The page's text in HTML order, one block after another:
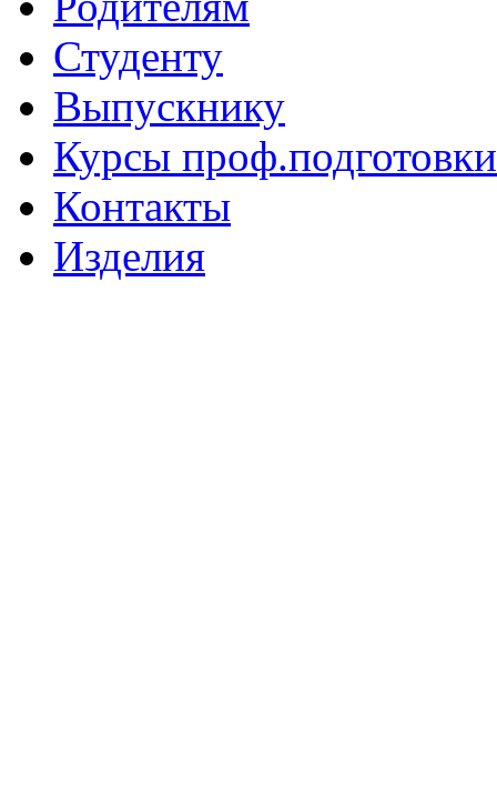
Студенту
Выпускнику
Курсы проф.подготовки
Контакты
Изделия